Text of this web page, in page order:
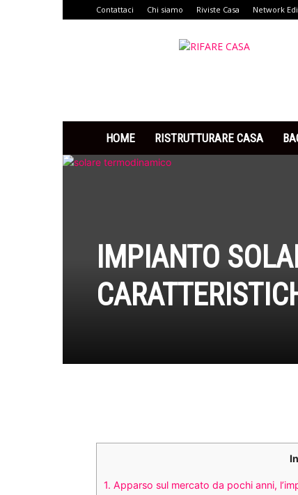
Contattaci Chi siamo Riviste Casa Network
HOME RISTRUTTURARE CASA
IMPIANTO
1. Apparso sul mercato da pochi anni,